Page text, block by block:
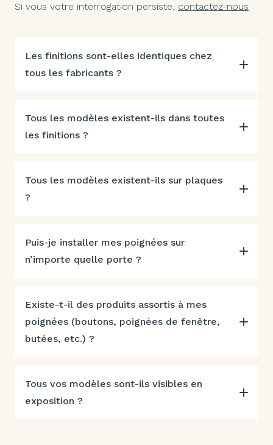
Si vous votre interrogation persiste, contactez-nous
Les finitions sont-elles identiques chez
tous les fabricants ?
Tous les modèles existent-ils dans toutes
les finitions ?
Tous les modèles existent-ils sur plaques
?
Puis-je installer mes poignées sur
n’importe quelle porte ?
Existe-t-il des produits assortis à mes
poignées (boutons, poignées de fenêtre,
butées, etc.) ?
Tous vos modèles sont-ils visibles en
exposition ?